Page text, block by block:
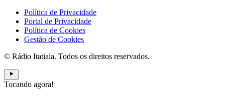
Política de Privacidade
Portal de Privacidade
Política de Cookies
Gestão de Cookies
© Rádio Itatiaia. Todos os direitos reservados.
Tocando agora!